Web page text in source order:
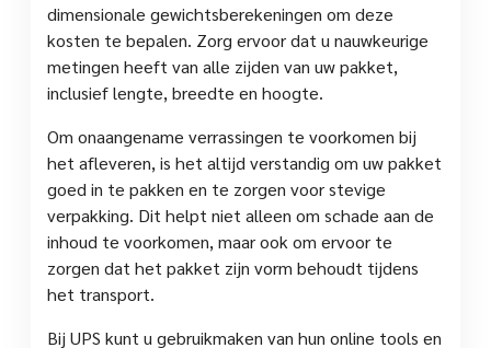
dimensionale gewichtsberekeningen om deze
kosten te bepalen. Zorg ervoor dat u nauwkeurige
metingen heeft van alle zijden van uw pakket,
inclusief lengte, breedte en hoogte.
Om onaangename verrassingen te voorkomen bij
het afleveren, is het altijd verstandig om uw pakket
goed in te pakken en te zorgen voor stevige
verpakking. Dit helpt niet alleen om schade aan de
inhoud te voorkomen, maar ook om ervoor te
zorgen dat het pakket zijn vorm behoudt tijdens
het transport.
Bij UPS kunt u gebruikmaken van hun online tools en